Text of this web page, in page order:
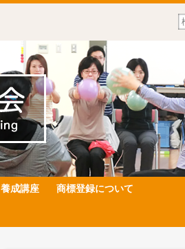
養成講座 商標登録について